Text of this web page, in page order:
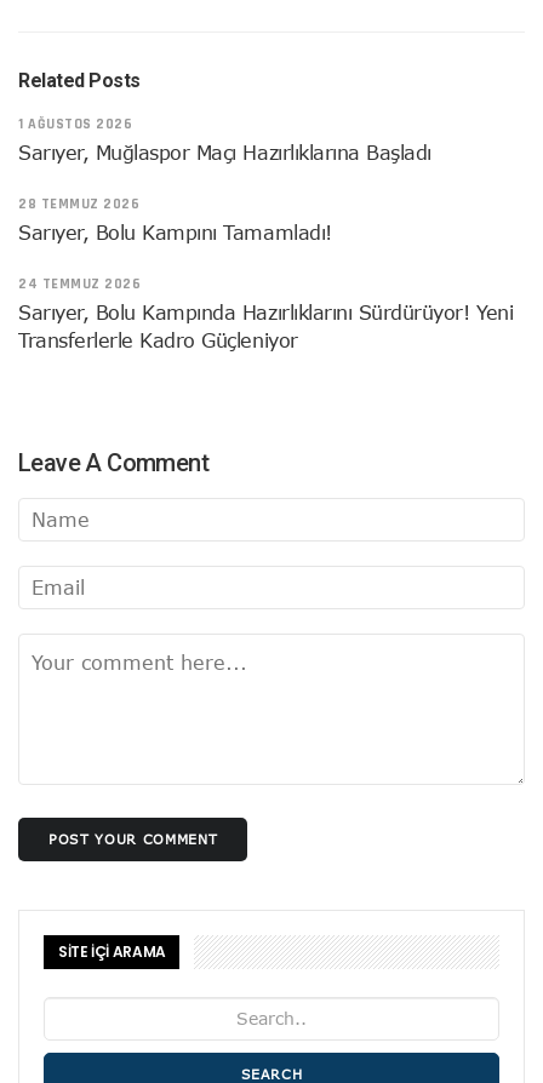
Related Posts
1 AĞUSTOS 2026
Sarıyer, Muğlaspor Maçı Hazırlıklarına Başladı
28 TEMMUZ 2026
Sarıyer, Bolu Kampını Tamamladı!
24 TEMMUZ 2026
Sarıyer, Bolu Kampında Hazırlıklarını Sürdürüyor! Yeni
Transferlerle Kadro Güçleniyor
Leave A Comment
POST YOUR COMMENT
SİTE İÇİ ARAMA
SEARCH